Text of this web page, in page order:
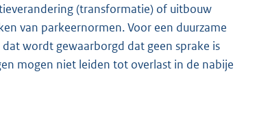
(transformatie) of uitbouw
van parkeernormen. Voor een duurzame
wordt gewaarborgd dat geen sprake is
mogen niet leiden tot overlast in de nabije